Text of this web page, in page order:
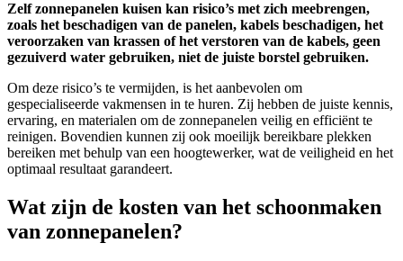
Zelf zonnepanelen kuisen kan risico’s met zich meebrengen,
zoals het beschadigen van de panelen, kabels beschadigen, het
veroorzaken van krassen of het verstoren van de kabels, geen
gezuiverd water gebruiken, niet de juiste borstel gebruiken.
Om deze risico’s te vermijden, is het aanbevolen om
gespecialiseerde vakmensen in te huren. Zij hebben de juiste kennis,
ervaring, en materialen om de zonnepanelen veilig en efficiënt te
reinigen. Bovendien kunnen zij ook moeilijk bereikbare plekken
bereiken met behulp van een hoogtewerker, wat de veiligheid en het
optimaal resultaat garandeert.
Wat zijn de kosten van het schoonmaken
van zonnepanelen?